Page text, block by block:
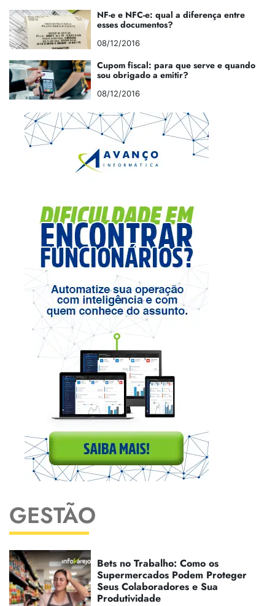
NF-e e NFC-e: qual a diferença entre
esses documentos?
08/12/2016
Cupom fiscal: para que serve e quando
sou obrigado a emitir?
08/12/2016
GESTÃO
Bets no Trabalho: Como os
Supermercados Podem Proteger
Seus Colaboradores e Sua
Produtividade